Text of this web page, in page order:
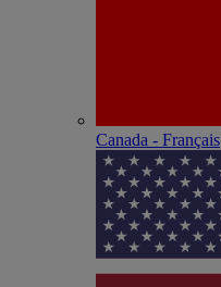
Canada - Français